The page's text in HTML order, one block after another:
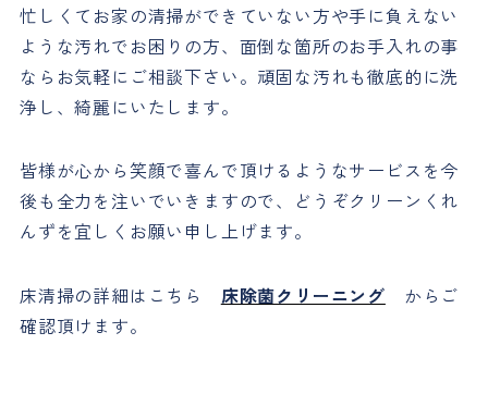
忙しくてお家の清掃ができていない方や手に負えない
ような汚れでお困りの方、面倒な箇所のお手入れの事
ならお気軽にご相談下さい。頑固な汚れも徹底的に洗
浄し、綺麗にいたします。
皆様が心から笑顔で喜んで頂けるようなサービスを今
後も全力を注いでいきますので、どうぞクリーンくれ
んずを宜しくお願い申し上げます。
床清掃の詳細はこちら 床除菌クリーニング からご
確認頂けます。